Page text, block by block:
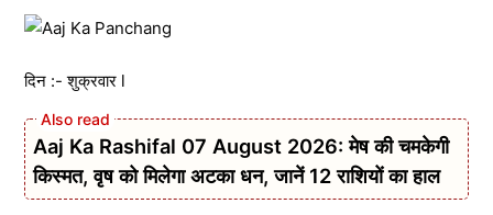
दिन :- शुक्रवार l
Aaj Ka Rashifal 07 August 2026: मेष की चमकेगी
किस्मत, वृष को मिलेगा अटका धन, जानें 12 राशियों का हाल